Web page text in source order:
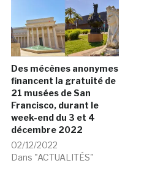
Des mécènes anonymes
financent la gratuité de
21 musées de San
Francisco, durant le
week-end du 3 et 4
décembre 2022
02/12/2022
Dans "ACTUALITÉS"